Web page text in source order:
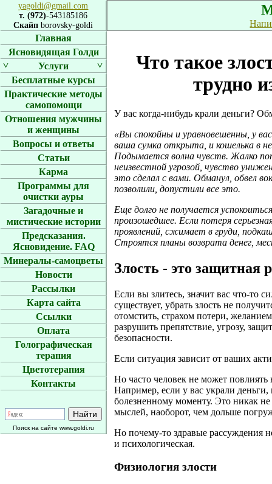
yagoldi@gmail.com
т. (972)-543185186
Скайпborovsky-goldi
Главная
Ясновидящая Голди
˅
˅
Услуги
Бесплатные курсы
Практические методы
самопомощи
Отношения мужчины
и женщины
Вопросы и ответы
Статьи
Карма
Программы для
очистки ауры
Загадочные и
мистические истории
Предсказания.
Ясновидение. FAQ
Минералы-самоцветы
Новости
Рассылки
Карта сайта
Ссылки
Оплата
Голографическая
терапия
Цветотерапия
Контакты
Поиск на сайте www.goldi.ru
Что такое
трудно
У вас когда-нибудь крали деньги?
«Вы спокойны и уравновешенны, у
ваша сумка открыта, и кошелька в
Подымается волна чувств. Жалко
неизвестной угрозой, чувство
это сделал с вами. Обманул, обвел
позволили, допустили все это.
Еще долго не получается
произошедшее. Если потеря
проявлений, сжимает в груди,
Строятся планы возврата денег,
Злость - это защитная
Если вы злитесь, значит вас что-то
существует, убрать злость не
отомстить, страхом потери,
разрушить препятствие, угрозу,
безопасности.
Если ситуация зависит от ваших
Но часто человек не может
Например, если у вас украли
болезненному моменту. Это никак
мыслей, наоборот, чем дольше
Но почему-то здравые рассуждения
и психологическая.
Физиология злости